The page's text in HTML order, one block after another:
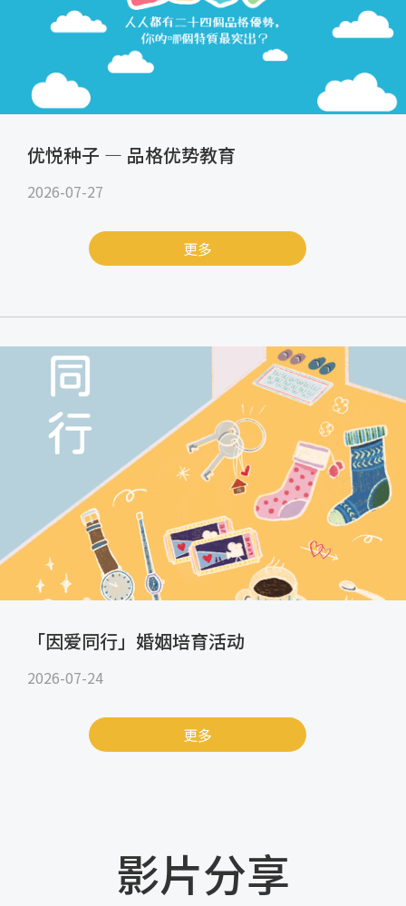
优悦种子 — 品格优势教育
2026-07-27
更多
「因爱同行」婚姻培育活动
2026-07-24
更多
影片分享